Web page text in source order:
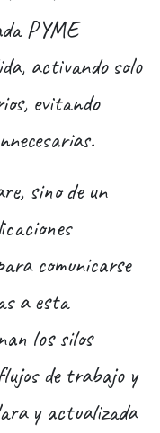
PYME
activando solo
evitando
sino de un
comunicarse
a esta
los silos
de trabajo y
y actualizada